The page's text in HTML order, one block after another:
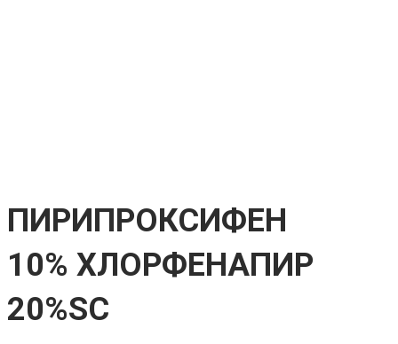
ПИРИПРОКСИФЕН
10% ХЛОРФЕНАПИР
20%SC